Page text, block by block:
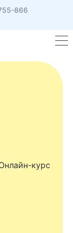
866
курс